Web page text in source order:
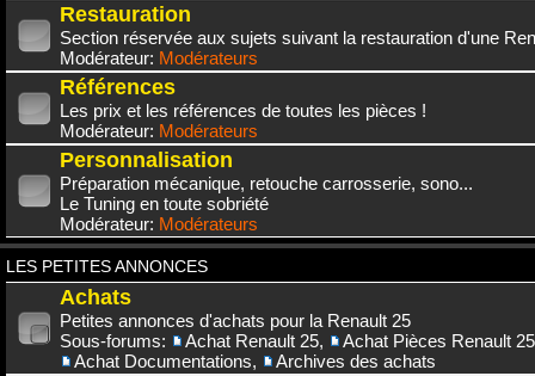
Restauration
Section réservée aux sujets suivant la restauration d'une
Modérateur: Modérateurs
Références
Les prix et les références de toutes les pièces !
Modérateur: Modérateurs
Personnalisation
Préparation mécanique, retouche carrosserie, sono...
Le Tuning en toute sobriété
Modérateur: Modérateurs
LES PETITES ANNONCES
Achats
Petites annonces d'achats pour la Renault 25
Sous-forums:
Achat Renault 25,
Achat Pièces Renault 25
Achat Documentations, Archives des achats